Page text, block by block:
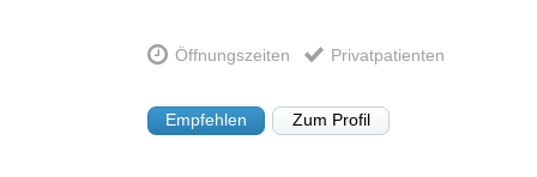
Öffnungszeiten Privatpatienten
Empfehlen Zum Profil